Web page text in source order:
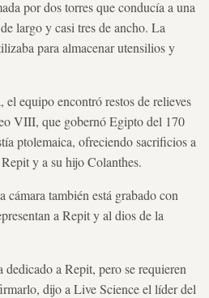
por dos torres que conducía a una
largo y casi tres de ancho. La
para almacenar utensilios y
el equipo encontró restos de relieves
VIII, que gobernó Egipto del 170
ptolemaica, ofreciendo sacrificios a
y a su hijo Colanthes.
cámara también está grabado con
a Repit y al dios de la
dedicado a Repit, pero se requieren
dijo a Live Science el líder del